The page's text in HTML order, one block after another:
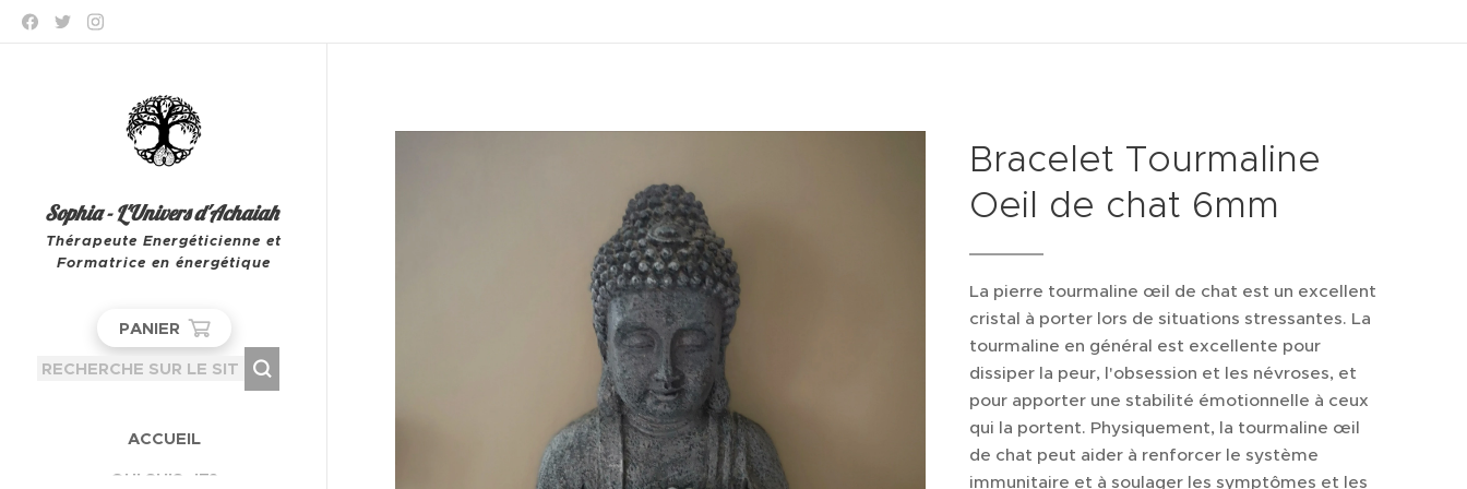
Sophia - L'Univers d'Achaiah
Thérapeute Energéticienne et
Formatrice en énergétique
PANIER
ACCUEIL
QUI SUIS-JE?
Bracelet Tourmaline
Oeil de chat 6mm
La pierre tourmaline œil de chat est un excellent
cristal à porter lors de situations stressantes. La
tourmaline en général est excellente pour
dissiper la peur, l'obsession et les névroses, et
pour apporter une stabilité émotionnelle à ceux
qui la portent. Physiquement, la tourmaline œil
de chat peut aider à renforcer le système
immunitaire et à soulager les symptômes et les